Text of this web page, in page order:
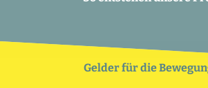
Gelder für die